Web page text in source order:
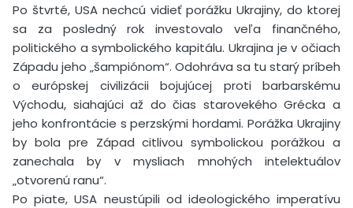
Po štvrté, USA nechcú vidieť porážku Ukrajiny, do ktorej
sa za posledný rok investovalo veľa finančného,
politického a symbolického kapitálu. Ukrajina je v očiach
Západu jeho „šampiónom“. Odohráva sa tu starý príbeh
o európskej civilizácii bojujúcej proti barbarskému
Východu, siahajúci až do čias starovekého Grécka a
jeho konfrontácie s perzskými hordami. Porážka Ukrajiny
by bola pre Západ citlivou symbolickou porážkou a
zanechala by v mysliach mnohých intelektuálov
„otvorenú ranu“.
Po piate, USA neustúpili od ideologického imperatívu